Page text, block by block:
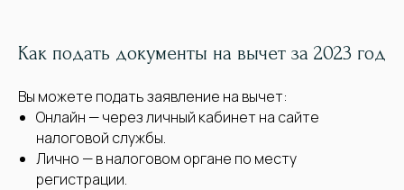
Как подать документы на вычет за 2023 год
Вы можете подать заявление на вычет:
Онлайн — через личный кабинет на сайте
налоговой службы.
Лично — в налоговом органе по месту
регистрации.